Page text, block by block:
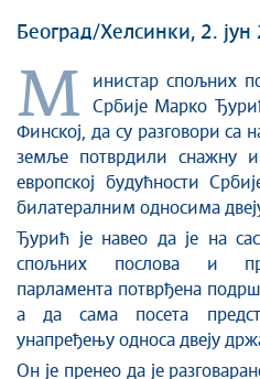
Политика
Стоп корупцији
Култура и вера
Спорт
Конференције за
Интервјуи
Линкови
Издвојене теме
COVID-19 - архива
Београд/Хелсинки, 2. јун
М
инистар спољних
Србије Марко
Финској, да су разговори са
земље потврдили снажну
европској будућности
билатералним односима
Ђурић је навео да је на
спољних послова и
парламента потврђена
а да сама посета
унапређењу односа двеју
Он је пренео да је